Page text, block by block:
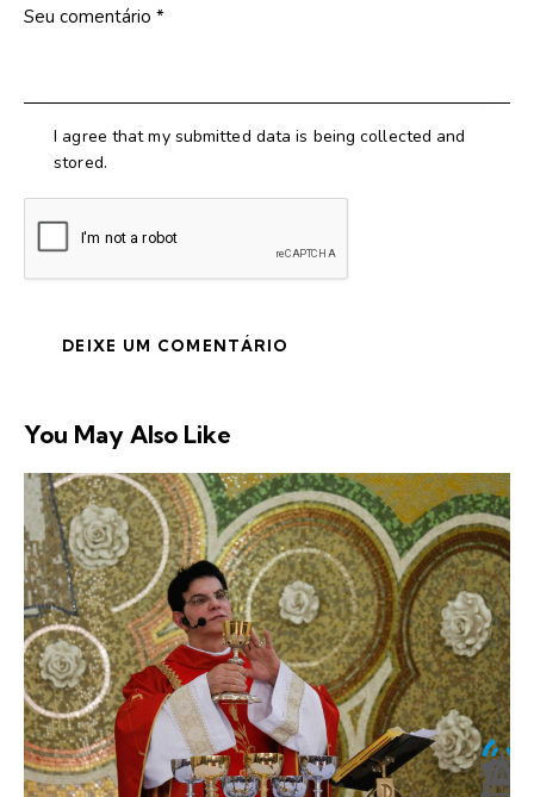
I agree that my submitted data is being collected and
stored.
You May Also Like